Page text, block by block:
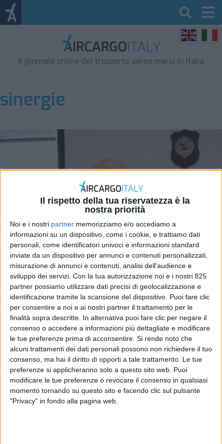
Il rispetto della tua riservatezza è la
nostra priorità
Noi e i nostri partner memorizziamo e/o accediamo a
informazioni su un dispositivo, come i cookie, e trattiamo dati
personali, come identificatori univoci e informazioni standard
inviate da un dispositivo per annunci e contenuti personalizzati,
misurazione di annunci e contenuti, analisi dell'audience e
sviluppo dei servizi. Con la tua autorizzazione noi e i nostri 825
partner possiamo utilizzare dati precisi di geolocalizzazione e
identificazione tramite la scansione del dispositivo. Puoi fare clic
per consentire a noi e ai nostri partner il trattamento per le
finalità sopra descritte. In alternativa puoi fare clic per negare il
consenso o accedere a informazioni più dettagliate e modificare
le tue preferenze prima di acconsentire. Si rende noto che
alcuni trattamenti dei dati personali possono non richiedere il tuo
consenso, ma hai il diritto di opporti a tale trattamento. Le tue
preferenze si applicheranno solo a questo sito web. Puoi
modificare le tue preferenze o revocare il consenso in qualsiasi
momento tornando su questo sito e facendo clic sul pulsante
"Privacy" in fondo alla pagina web.
Il giornale online del trasporto aereo merci in Italia
sinergie
Bernasconi (Unifret
International) in cerca di
sinergie fra spedizionieri
ITALIA 19 DICEMBRE 2019